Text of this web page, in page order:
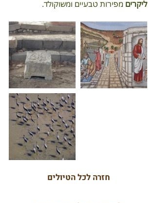
ליקרים מפירות טבעיים ומשוקולד.
חזרה לכל הטיולים